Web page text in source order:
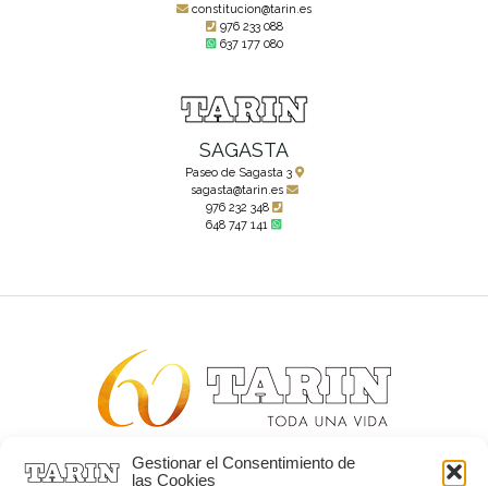
Gestionar el Consentimiento de
las Cookies
constitucion@tarin.es
976 233 088
637 177 080
SAGASTA
Paseo de Sagasta 3
sagasta@tarin.es
976 232 348
648 747 141
Alta joyería desde 1963